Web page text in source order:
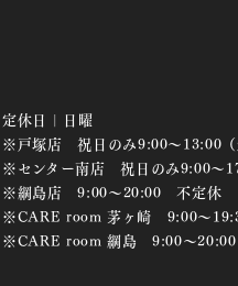
定休日 | 日曜
※戸塚店 祝日のみ9:00～13:00（
※センター南店 祝日のみ9:00～
※綱島店 9:00～20:00 不定休
※CARE room 茅ヶ崎 9:00～
※CARE room 綱島 9:00～